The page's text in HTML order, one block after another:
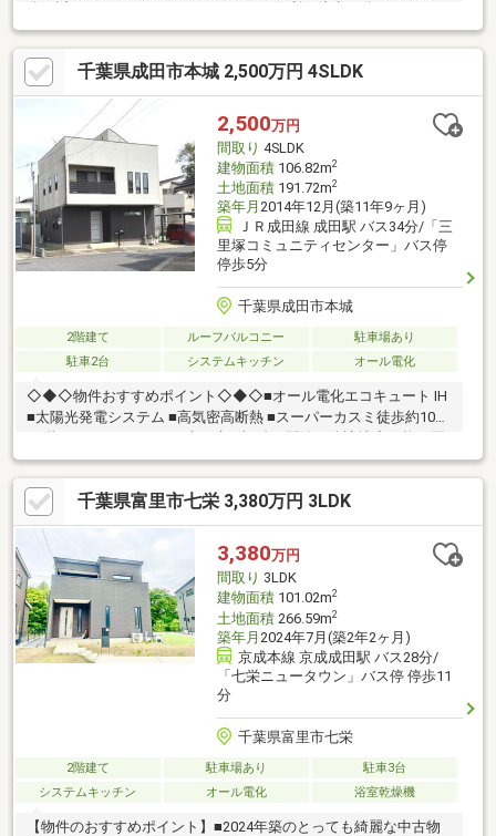
千葉県成田市本城 2,500万円 4SLDK
2,500万円
間取り 4SLDK
建物面積106.82m2
土地面積191.72m2
築年月 2014年12月(築11年9ヶ月)
ＪＲ成田線 成田駅 バス34分/「三
里塚コミュニティセンター」バス停
停歩5分
千葉県成田市本城
2階建て ルーフバルコニー
駐車場あり
駐車2台
システムキッチン オール電化
◇◆◇物件おすすめポイント◇◆◇■オール電化エコキュート IH
■太陽光発電システム ■高気密高断熱 ■スーパーカスミ徒歩約10分
真を随時更新しています！！◆気になる物件の価格変更や、物件
の状況もいち早くわかって便利な『お気に入り追加』をぜひご利
用ください♪千葉県富里市七栄 3,380万円 3LDK
3,380万円
間取り 3LDK
建物面積101.02m2
土地面積266.59m2
築年月 2024年7月(築2年2ヶ月)
京成本線 京成成田駅 バス28分/
「七栄ニュータウン」バス停 停歩11
分
千葉県富里市七栄
2階建て 駐車場あり
駐車3台
システムキッチン
オール電化 浴室乾燥機
【物件のおすすめポイント】■2024年築のとっても綺麗な中古物